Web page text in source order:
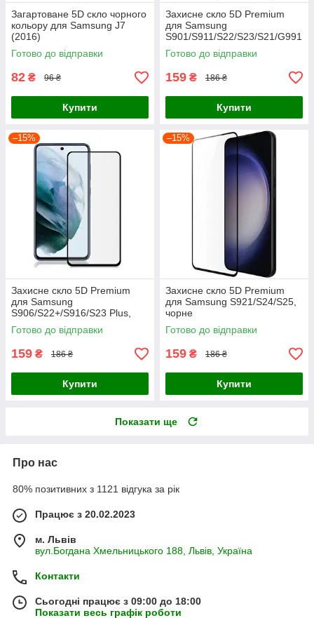
Загартоване 5D скло чорного
кольору для Samsung J7
(2016)
Готово до відправки
82 ₴ 96 ₴
Купити
Захисне скло 5D Premium
для Samsung
S901/S911/S22/S23/S21/G991
, чорне
Готово до відправки
159 ₴ 186 ₴
Купити
–15%
Захисне скло 5D Premium
для Samsung
S906/S22+/S916/S23 Plus,
чорне
Готово до відправки
159 ₴ 186 ₴
Купити
–15%
Захисне скло 5D Premium
для Samsung S921/S24/S25,
чорне
Готово до відправки
159 ₴ 186 ₴
Купити
Показати ще
Про нас
80% позитивних з 1121 відгука за рік
Працює з 20.02.2023
м. Львів
вул.Богдана Хмельницького 188, Львів, Україна
Контакти
Сьогодні працює з 09:00 до 18:00
Показати весь графік роботи